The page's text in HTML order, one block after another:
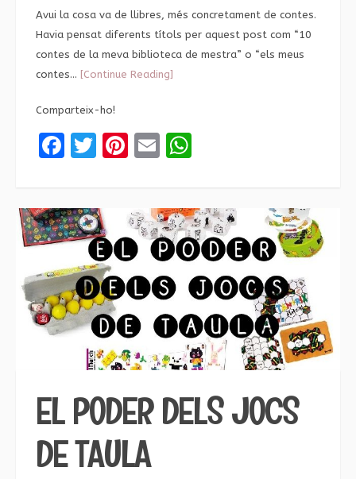
Avui la cosa va de llibres, més concretament de contes.
Havia pensat diferents títols per aquest post com “10
contes de la meva biblioteca de mestra” o “els meus
contes… [Continue Reading]
Comparteix-ho!
Facebook
Twitter
Pinterest
Email
EL PODER DELS JOCS
DE TAULA